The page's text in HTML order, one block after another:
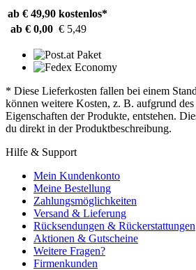
ab € 49,90 kostenlos*
ab € 0,00 € 5,49
* Diese Lieferkosten fallen bei einem
können weitere Kosten, z. B. aufgrund
Eigenschaften der Produkte, entstehen.
du direkt in der Produktbeschreibung.
Hilfe & Support
Mein Kundenkonto
Meine Bestellung
Zahlungsmöglichkeiten
Versand & Lieferung
Rücksendungen & Rückerstattungen
Aktionen & Gutscheine
Weitere Fragen?
Firmenkunden